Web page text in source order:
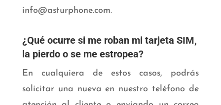
info@asturphone.com.
¿Qué ocurre si me roban mi tarjeta SIM,
la pierdo o se me estropea?
En cualquiera de estos casos, podrás
solicitar una nueva en nuestro teléfono de